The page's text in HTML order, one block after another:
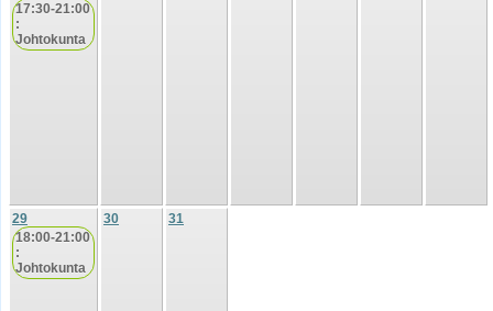
17:30-21:00
:
Johtokunta
29
18:00-21:00
:
Johtokunta
30 31